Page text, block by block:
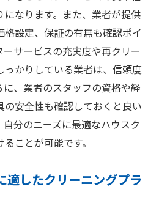
ニングがもたらすメリット
ングがもたらす心理的効果
ウスクリーニングを利用す
幅な節約
術による安心感
用する利点
した汚れ除去
削減効果
なります。また、業者が提供
設定、保証の有無も確認ポイ
サービスの充実度や再クリー
かりしている業者は、信頼度
、業者のスタッフの資格や経
安全性も確認しておくと良い
分のニーズに最適なハウスク
ことが可能です。
適したクリーニングプラ